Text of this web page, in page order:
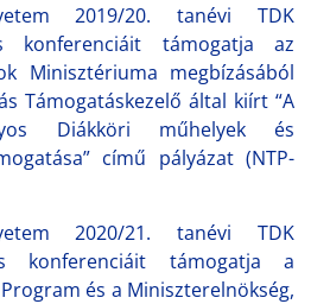
2019/20. tanévi TDK
konferenciáit támogatja az
Minisztériuma megbízásából
Támogatáskezelő által kiírt “A
Diákköri műhelyek és
című pályázat (NTP-
2020/21. tanévi TDK
konferenciáit támogatja a
és a Miniszterelnökség,